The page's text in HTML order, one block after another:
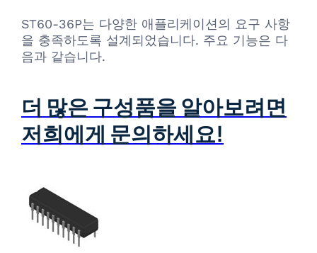
ST60-36P는 다양한 애플리케이션의 요구 사항
을 충족하도록 설계되었습니다. 주요 기능은 다
음과 같습니다.
더 많은 구성품을 알아보려면
저희에게 문의하세요!